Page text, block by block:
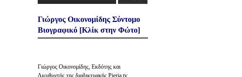
Γιώργος Οικονομίδης Σύντομο
Βιογραφικό [Κλίκ στην Φώτο]
Γιώργος Οικονομίδης, Εκδότης και
Διευθυντής της διαδικτυακής Pieria.tv